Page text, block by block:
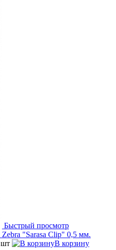
Быстрый просмотр
Zebra "Sarasa Clip" 0,5 мм.
В корзину